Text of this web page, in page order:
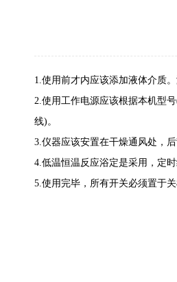
1.使用前才内应该添加液体介质
2.使用工作电源应该根据本机型
线)。
3.仪器应该安置在干燥通风处，
4.低温恒温反应浴定是采用，定
5.使用完毕，所有开关必须置于